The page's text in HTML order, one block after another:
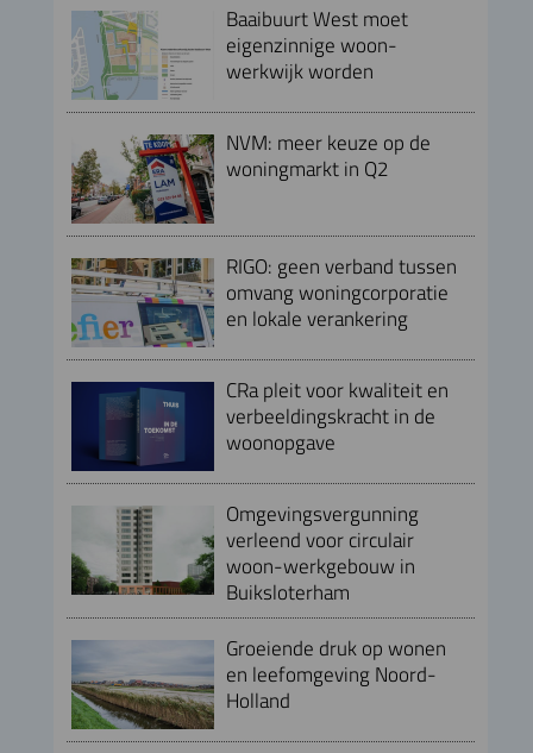
Baaibuurt West moet
eigenzinnige woon-
werkwijk worden
NVM: meer keuze op de
woningmarkt in Q2
RIGO: geen verband tussen
omvang woningcorporatie
en lokale verankering
CRa pleit voor kwaliteit en
verbeeldingskracht in de
woonopgave
Omgevingsvergunning
verleend voor circulair
woon-werkgebouw in
Buiksloterham
Groeiende druk op wonen
en leefomgeving Noord-
Holland